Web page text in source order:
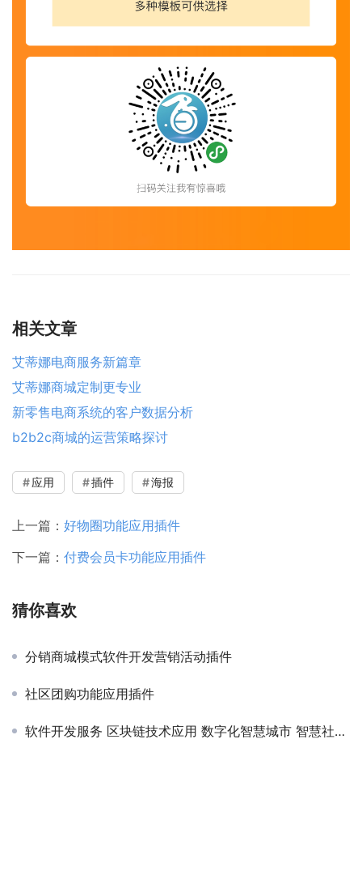
相关文章
艾蒂娜电商服务新篇章
艾蒂娜商城定制更专业
新零售电商系统的客户数据分析
b2b2c商城的运营策略探讨
应用 插件 海报
上一篇： 好物圈功能应用插件
下一篇： 付费会员卡功能应用插件
猜你喜欢
分销商城模式软件开发营销活动插件
社区团购功能应用插件
软件开发服务 区块链技术应用 数字化智慧城市 智慧社区应用